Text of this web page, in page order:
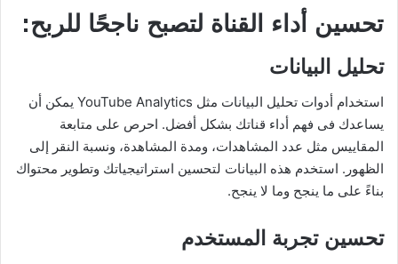
تحسين أداء القناة لتصبح ناجحًا للربح:
تحليل البيانات
استخدام أدوات تحليل البيانات مثل YouTube Analytics يمكن أن
يساعدك فى فهم أداء قناتك بشكل أفضل. احرص على متابعة
المقاييس مثل عدد المشاهدات، ومدة المشاهدة، ونسبة النقر إلى
الظهور. استخدم هذه البيانات لتحسين استراتيجياتك وتطوير محتواك
بناءً على ما ينجح وما لا ينجح.
تحسين تجربة المستخدم